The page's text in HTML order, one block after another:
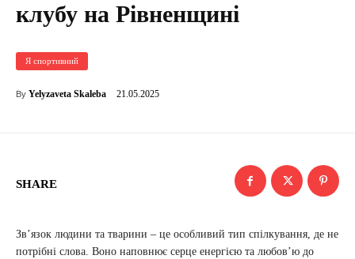
клубу на Рівненщині
Я спортивний
By Yelyzaveta Skaleba 21.05.2025
SHARE
Зв’язок людини та тварини – це особливий тип спілкування, де не
потрібні слова. Воно наповнює серце енергією та любов’ю до